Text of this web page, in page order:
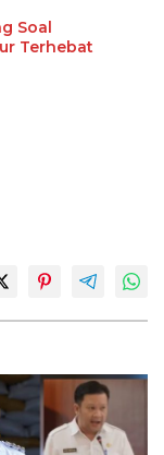
Soal
Terhebat